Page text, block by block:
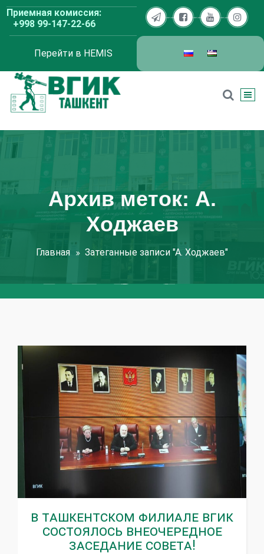
Перейти
содержимому
Приемная комиссия:
+998 99-147-22-66
Перейти в HEMIS
Архив меток: А.
Ходжаев
Главная Затеганные записи "А. Ходжаев"
В Ташкентском филиале ВГИК
состоялось внеочередное
заседание Совета!